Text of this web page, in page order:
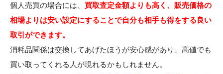
個人売買の場合には、 買取査定金額よりも高く、販売価格の
相場よりは安い設定にすることで自分も相手も得をする良い
取引ができます。
消耗品関係は交換してあげたほうが安心感があり、高値でも
買い取ってくれる人が現れるかもしれません。